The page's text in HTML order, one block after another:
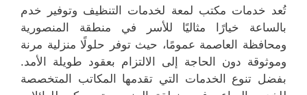
تُعد خدمات مكتب لمعة لخدمات التنظيف وتوفير خدم
بالساعة خيارًا مثاليًا للأسر في منطقة المنصورية
ومحافظة العاصمة عمومًا، حيث توفر حلولًا منزلية مرنة
وموثوقة دون الحاجة إلى الالتزام بعقود طويلة الأمد.
بفضل تنوع الخدمات التي تقدمها المكاتب المتخصصة